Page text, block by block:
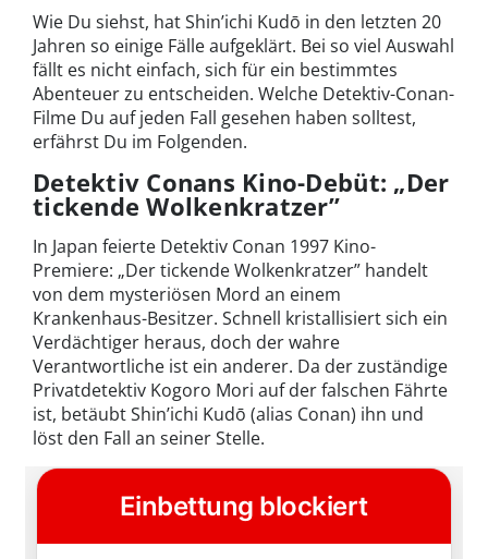
Wie Du siehst, hat Shin’ichi Kudō in den letzten 20
Jahren so einige Fälle aufgeklärt. Bei so viel Auswahl
fällt es nicht einfach, sich für ein bestimmtes
Abenteuer zu entscheiden. Welche Detektiv-Conan-
Filme Du auf jeden Fall gesehen haben solltest,
erfährst Du im Folgenden.
Detektiv Conans Kino-Debüt: „Der
tickende Wolkenkratzer”
In Japan feierte Detektiv Conan 1997 Kino-
Premiere: „Der tickende Wolkenkratzer” handelt
von dem mysteriösen Mord an einem
Krankenhaus-Besitzer. Schnell kristallisiert sich ein
Verdächtiger heraus, doch der wahre
Verantwortliche ist ein anderer. Da der zuständige
Privatdetektiv Kogoro Mori auf der falschen Fährte
ist, betäubt Shin’ichi Kudō (alias Conan) ihn und
löst den Fall an seiner Stelle.